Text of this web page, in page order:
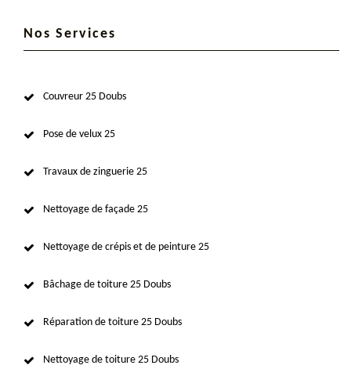
Nos Services
Couvreur 25 Doubs
Pose de velux 25
Travaux de zinguerie 25
Nettoyage de façade 25
Nettoyage de crépis et de peinture 25
Bâchage de toiture 25 Doubs
Réparation de toiture 25 Doubs
Nettoyage de toiture 25 Doubs